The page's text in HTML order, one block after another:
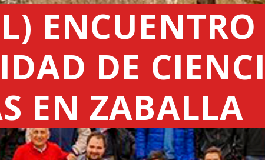
ENCUENTRO
DE
EN ZABALLA
DEALERSHIPS
NEWS
COMPANY